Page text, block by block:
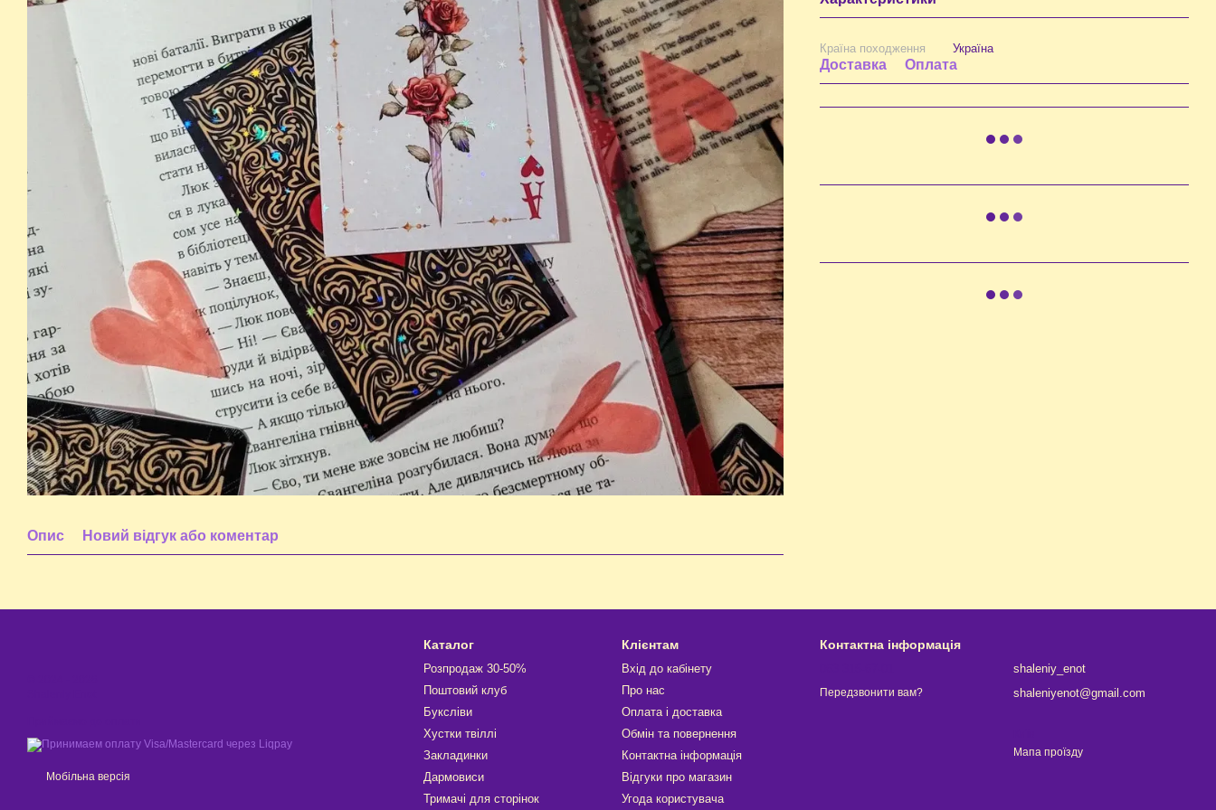
Опис Новий відгук або коментар
Країна походження Україна
Доставка Оплата
Мобільна версія
Каталог
Розпродаж 30-50%
Поштовий клуб
Буксліви
Хустки твіллі
Закладинки
Дармовиси
Тримачі для сторінок
Клієнтам
Вхід до кабінету
Про нас
Оплата і доставка
Обмін та повернення
Контактна інформація
Відгуки про магазин
Угода користувача
Контактна інформація
Передзвонити вам?
shaleniy_enot
shaleniyenot@gmail.com
Мапа проїзду